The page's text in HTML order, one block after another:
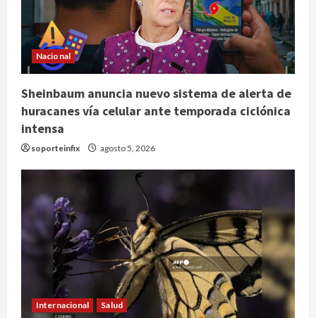
Nacional
Sheinbaum anuncia nuevo sistema de alerta de
huracanes vía celular ante temporada ciclónica
intensa
soporteinfix agosto 5, 2026
Internacional Salud